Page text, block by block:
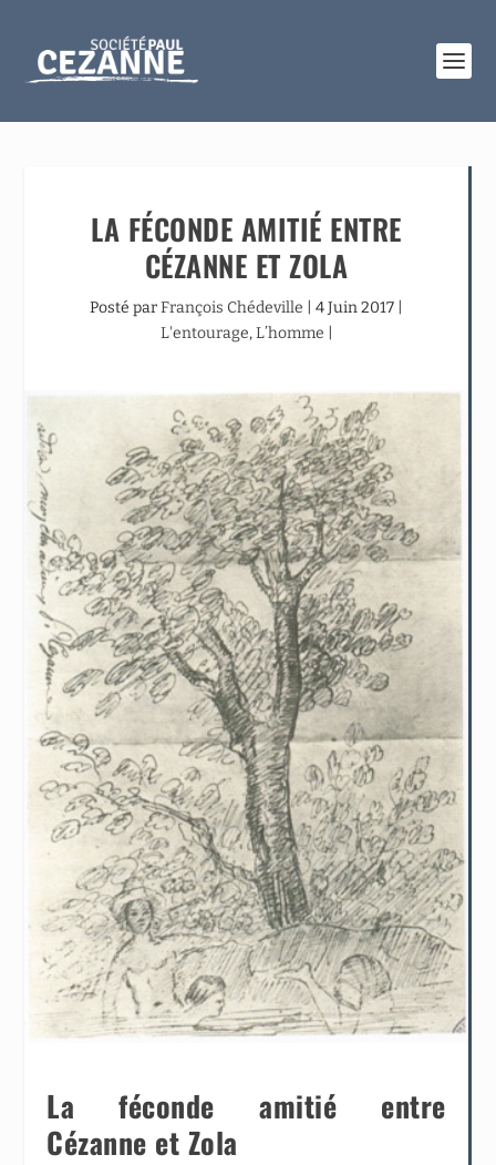
LA FÉCONDE AMITIÉ ENTRE
CÉZANNE ET ZOLA
Posté parFrançois Chédeville 4 Juin 2017
L'entourage,L’homme
La féconde amitié entre
Cézanne et Zola